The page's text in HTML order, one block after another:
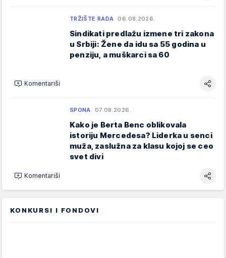
TRŽIŠTE RADA 06.08.2026.
Sindikati predlažu izmene tri zakona
u Srbiji: Žene da idu sa 55 godina u
penziju, a muškarci sa 60
Komentariši
SPONA 07.08.2026.
Kako je Berta Benc oblikovala
istoriju Mercedesa? Liderka u senci
muža, zaslužna za klasu kojoj se ceo
svet divi
Komentariši
KONKURSI I FONDOVI